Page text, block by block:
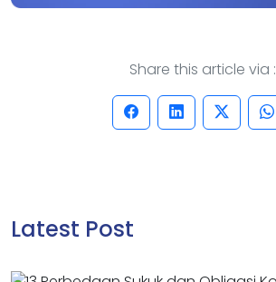
Share this article via :
Latest Post